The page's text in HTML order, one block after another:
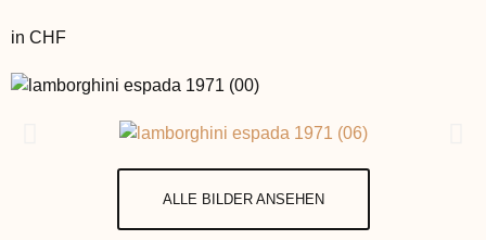
in CHF
ALLE BILDER ANSEHEN